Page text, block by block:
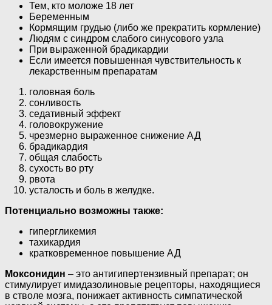
Тем, кто моложе 18 лет
Беременным
Кормящим грудью (либо же прекратить кормление)
Людям с синдром слабого синусового узла
При выраженной брадикардии
Если имеется повышенная чувствительность к
лекарственным препаратам
головная боль
сонливость
седативный эффект
головокружение
чрезмерно выраженное снижение АД
брадикардия
общая слабость
сухость во рту
рвота
усталость и боль в желудке.
Потенциально возможны также:
гипергликемия
тахикардия
кратковременное повышение АД
Моксонидин – это антигипертензивный препарат; он
стимулирует имидазолиновые рецепторы, находящиеся
в стволе мозга, понижает активность симпатической